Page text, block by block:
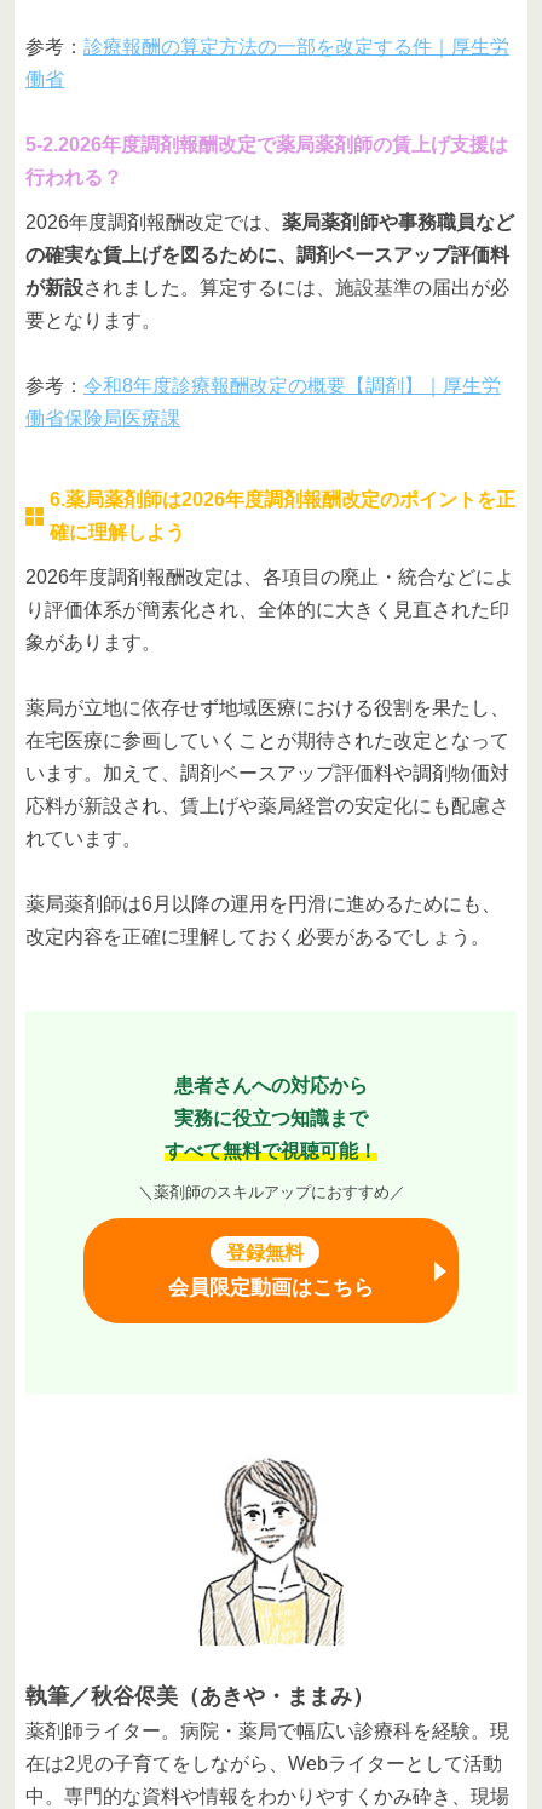
参考： 診療報酬の算定方法の一部を改定する件｜厚生労
働省
5-2.2026年度調剤報酬改定で薬局薬剤師の賃上げ支援は
行われる？
2026年度調剤報酬改定では、 薬局薬剤師や事務職員など
の確実な賃上げを図るために、調剤ベースアップ評価料
が新設されました。算定するには、施設基準の届出が必
要となります。
参考： 令和8年度診療報酬改定の概要【調剤】｜厚生労
働省保険局医療課
6.薬局薬剤師は2026年度調剤報酬改定のポイントを正
確に理解しよう
2026年度調剤報酬改定は、各項目の廃止・統合などによ
り評価体系が簡素化され、全体的に大きく見直された印
象があります。
薬局が立地に依存せず地域医療における役割を果たし、
在宅医療に参画していくことが期待された改定となって
います。加えて、調剤ベースアップ評価料や調剤物価対
応料が新設され、賃上げや薬局経営の安定化にも配慮さ
れています。
薬局薬剤師は6月以降の運用を円滑に進めるためにも、
改定内容を正確に理解しておく必要があるでしょう。
患者さんへの対応から
実務に役立つ知識まで
すべて無料で視聴可能！
＼薬剤師のスキルアップにおすすめ／
登録無料
会員限定動画はこちら
執筆／秋谷侭美（あきや・ままみ）
薬剤師ライター。病院・薬局で幅広い診療科を経験。現
在は2児の子育てをしながら、Webライターとして活動
中。専門的な資料や情報をわかりやすくかみ砕き、現場